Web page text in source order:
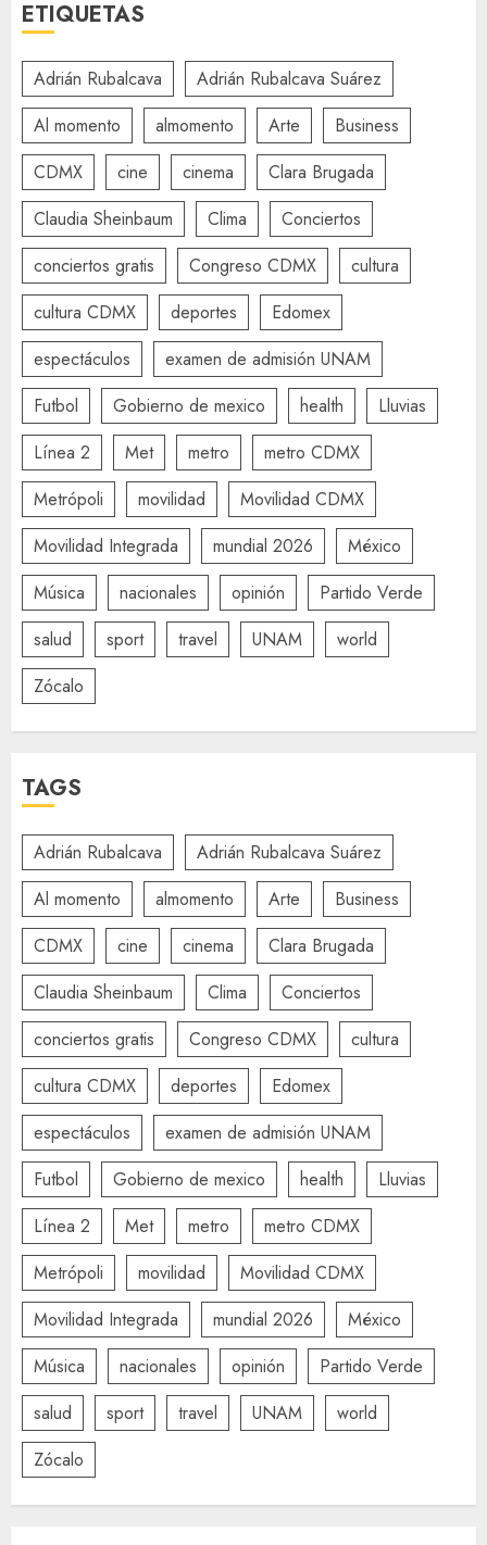
ETIQUETAS
Adrián Rubalcava
Adrián Rubalcava Suárez
Al momento
almomento Arte
Business
CDMX
cine cinema
Clara Brugada
Claudia Sheinbaum
Clima
Conciertos
conciertos gratis
Congreso CDMX
cultura
cultura CDMX
deportes
Edomex
espectáculos
examen de admisión UNAM
Futbol
Gobierno de mexico health
Lluvias
Línea 2
Met metro
metro CDMX
Metrópoli
movilidad
Movilidad CDMX
Movilidad Integrada
mundial 2026
México
Música
nacionales opinión
Partido Verde
salud
sport travel UNAM
world
Zócalo
TAGS
Adrián Rubalcava
Adrián Rubalcava Suárez
Al momento
almomento Arte
Business
CDMX
cine cinema
Clara Brugada
Claudia Sheinbaum
Clima
Conciertos
conciertos gratis
Congreso CDMX
cultura
cultura CDMX
deportes
Edomex
espectáculos
examen de admisión UNAM
Futbol
Gobierno de mexico health
Lluvias
Línea 2
Met metro
metro CDMX
Metrópoli
movilidad
Movilidad CDMX
Movilidad Integrada
mundial 2026
México
Música
nacionales opinión
Partido Verde
salud
sport travel UNAM
world
Zócalo